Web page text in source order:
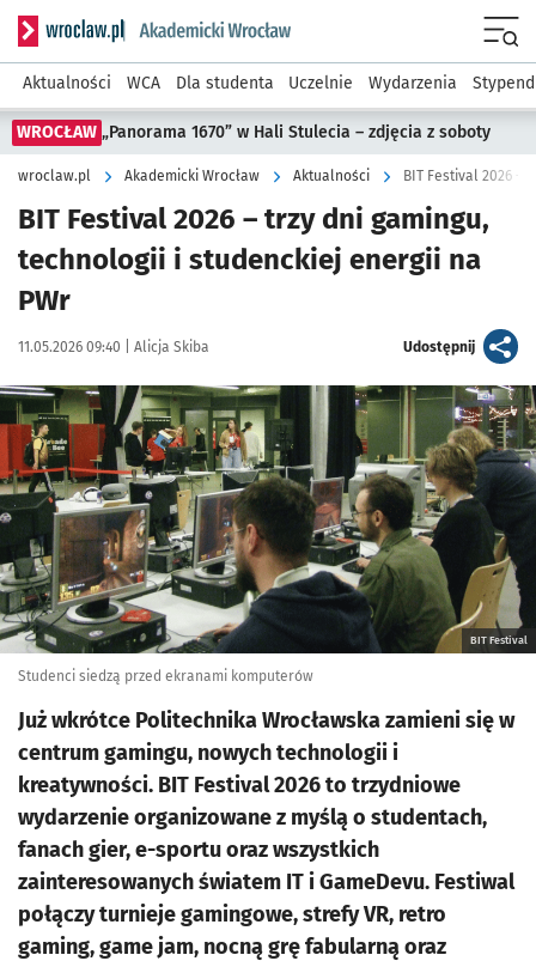
Serwis informacyjny wroclaw.pl podserwis: Akademicki
Aktualności WCA Dla studenta Uczelnie Wydarzenia
WROCŁAW „Panorama 1670” w Hali Stulecia – zdjęcia z soboty
wroclaw.pl Akademicki Wrocław Aktualności BIT Festival 2026 –
BIT Festival 2026 – trzy dni gamingu,
technologii i studenckiej energii na
PWr
Data publikacji:
11.05.2026 09:40 | Autor:
Alicja Skiba Udostępnijartykuł
Kliknij, aby powiększyć
BIT Festival
Studenci siedzą przed ekranami komputerów
Już wkrótce Politechnika Wrocławska zamieni się w
centrum gamingu, nowych technologii i
kreatywności. BIT Festival 2026 to trzydniowe
wydarzenie organizowane z myślą o studentach,
fanach gier, e-sportu oraz wszystkich
zainteresowanych światem IT i GameDevu. Festiwal
połączy turnieje gamingowe, strefy VR, retro
gaming, game jam, nocną grę fabularną oraz